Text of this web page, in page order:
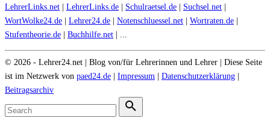
LehrerLinks.net
LehrerLinks.de Schulraetsel.de Suchsel.net
WortWolke24.de
Lehrer24.de Notenschluessel.net Wortraten.de
Stufentheorie.de
Buchhilfe.net | ...
© 2026 - Lehrer24.net | Blog von/für Lehrerinnen und Lehrer | Diese Seite
ist im Netzwerk von paed24.de Impressum Datenschutzerklärung
Beitragsarchiv
Search
for: